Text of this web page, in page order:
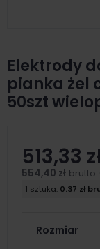
Elektrody
pianka żel
50szt
513,33
554,40 zł brutto
1 sztuka: 0.37 zł
Rozmiar